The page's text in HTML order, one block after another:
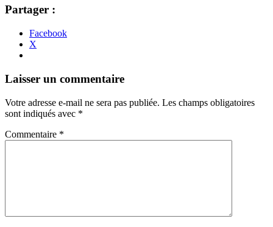
Partager :
Facebook
X
Navigation
articles
←
→
Laisser un commentaire
Votre adresse e-mail ne sera pas publiée. Les champs obligatoires
sont indiqués avec *
Commentaire *